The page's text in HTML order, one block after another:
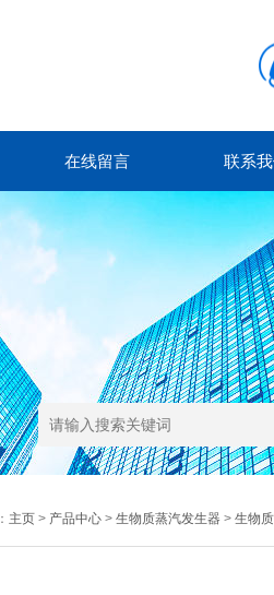
在线留言 联系
主页> 产品中心> 生物质蒸汽发生器 > 生物